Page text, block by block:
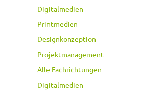
Digitalmedien
Printmedien
Designkonzeption
Projektmanagement
Alle Fachrichtungen
Digitalmedien